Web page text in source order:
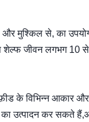
और मुश्किल से, का
शेल्फ जीवन लगभग 10 से
फ़ीड के विभिन्न
उत्पादन कर सकते